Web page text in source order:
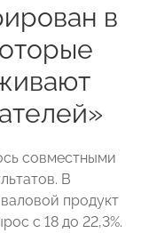
в
совместными
В
продукт
с 18 до 22,3%.